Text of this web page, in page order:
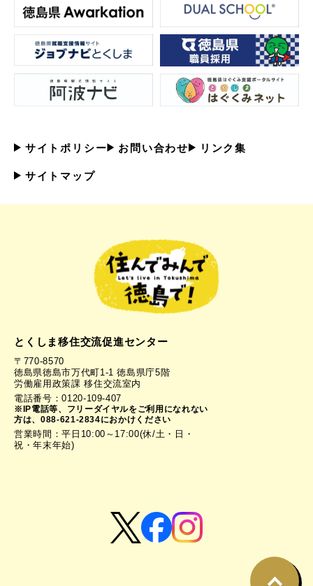
サイトポリシー お問い合わせ リンク集
サイトマップ
とくしま移住交流促進センター
〒770-8570
徳島県徳島市万代町1-1 徳島県庁5階
労働雇用政策課 移住交流室内
電話番号：0120-109-407
※IP電話等、フリーダイヤルをご利用になれない
方は、088-621-2834におかけください
営業時間：平日10:00～17:00(休/土・日・
祝・年末年始)